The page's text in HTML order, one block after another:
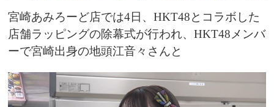
宮崎あみろーど店では4日、HKT48とコラボした
店舗ラッピングの除幕式が行われ、HKT48メンバ
ーで宮崎出身の地頭江音々さんと